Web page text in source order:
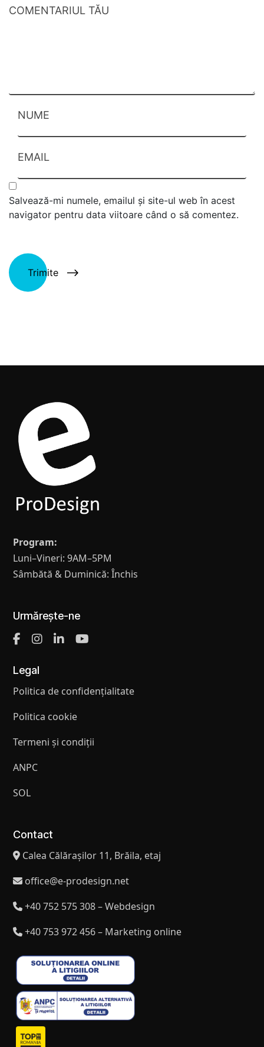
COMENTARIUL TĂU
NUME
EMAIL
Salvează-mi numele, emailul și site-ul web în acest
navigator pentru data viitoare când o să comentez.
Trimite
Program:
Luni–Vineri: 9AM–5PM
Sâmbătă & Duminică: Închis
Urmărește-ne
Legal
Politica de confidențialitate
Politica cookie
Termeni și condiții
ANPC
SOL
Contact
Calea Călărașilor 11, Brăila, etaj
office@e-prodesign.net
+40 752 575 308 – Webdesign
+40 753 972 456 – Marketing online